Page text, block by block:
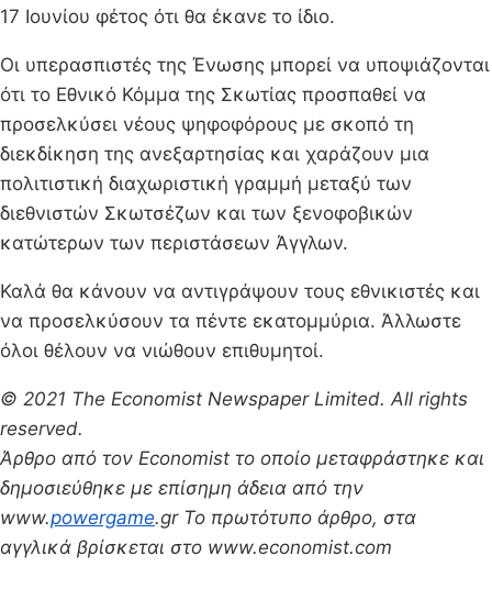
17 Ιουνίου φέτος ότι θα έκανε το ίδιο.
Οι υπερασπιστές της Ένωσης μπορεί να υποψιάζονται
ότι το Εθνικό Κόμμα της Σκωτίας προσπαθεί να
προσελκύσει νέους ψηφοφόρους με σκοπό τη
διεκδίκηση της ανεξαρτησίας και χαράζουν μια
πολιτιστική διαχωριστική γραμμή μεταξύ των
διεθνιστών Σκωτσέζων και των ξενοφοβικών
κατώτερων των περιστάσεων Άγγλων.
Καλά θα κάνουν να αντιγράψουν τους εθνικιστές και
να προσελκύσουν τα πέντε εκατομμύρια. Άλλωστε
όλοι θέλουν να νιώθουν επιθυμητοί.
© 2021 The Economist Newspaper Limited. All rights
reserved.
Άρθρο από τον Economist το οποίο μεταφράστηκε και
δημοσιεύθηκε με επίσημη άδεια από την
www.powergame.gr Το πρωτότυπο άρθρο, στα
αγγλικά βρίσκεται στο www.economist.com